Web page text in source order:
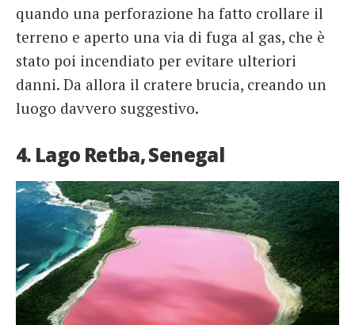
quando una perforazione ha fatto crollare il
terreno e aperto una via di fuga al gas, che è
stato poi incendiato per evitare ulteriori
danni. Da allora il cratere brucia, creando un
luogo davvero suggestivo.
4. Lago Retba, Senegal